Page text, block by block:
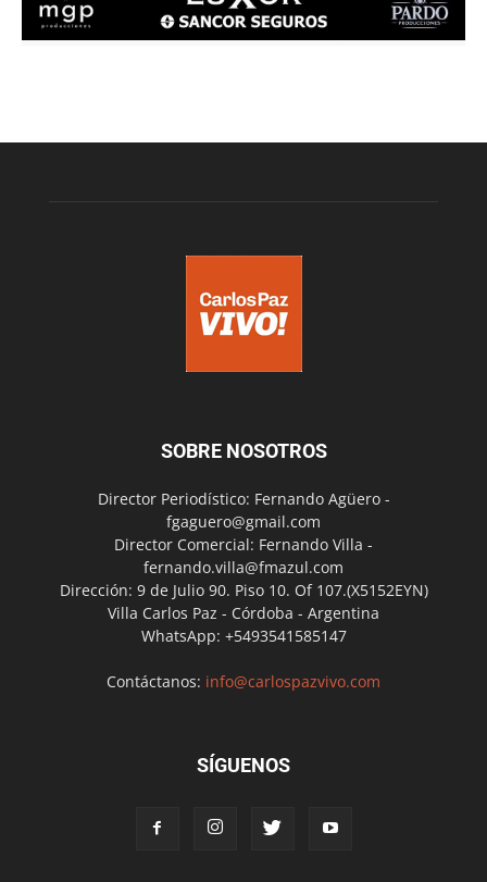
SOBRE NOSOTROS
Director Periodístico: Fernando Agüero -
fgaguero@gmail.com
Director Comercial: Fernando Villa -
fernando.villa@fmazul.com
Dirección: 9 de Julio 90. Piso 10. Of 107.(X5152EYN)
Villa Carlos Paz - Córdoba - Argentina
WhatsApp: +5493541585147
Contáctanos: info@carlospazvivo.com
SÍGUENOS